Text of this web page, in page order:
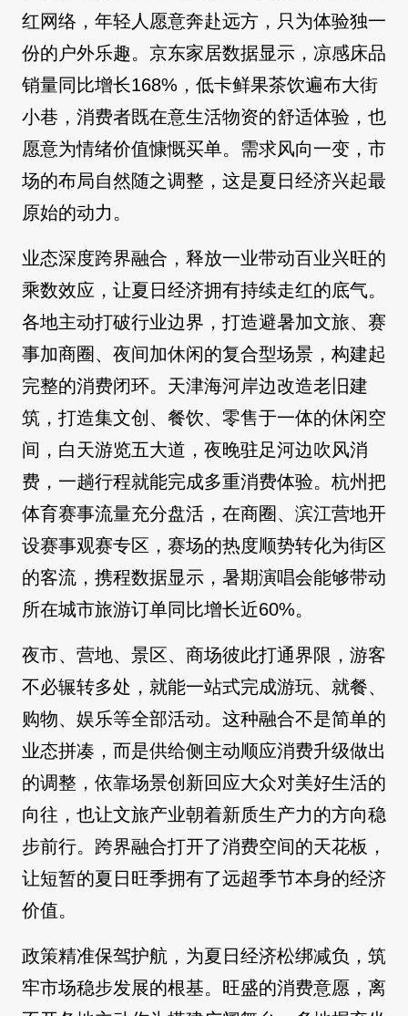
红网络，年轻人愿意奔赴远方，只为体验独一
份的户外乐趣。京东家居数据显示，凉感床品
销量同比增长168%，低卡鲜果茶饮遍布大街
小巷，消费者既在意生活物资的舒适体验，也
愿意为情绪价值慷慨买单。需求风向一变，市
场的布局自然随之调整，这是夏日经济兴起最
原始的动力。
业态深度跨界融合，释放一业带动百业兴旺的
乘数效应，让夏日经济拥有持续走红的底气。
各地主动打破行业边界，打造避暑加文旅、赛
事加商圈、夜间加休闲的复合型场景，构建起
完整的消费闭环。天津海河岸边改造老旧建
筑，打造集文创、餐饮、零售于一体的休闲空
间，白天游览五大道，夜晚驻足河边吹风消
费，一趟行程就能完成多重消费体验。杭州把
体育赛事流量充分盘活，在商圈、滨江营地开
设赛事观赛专区，赛场的热度顺势转化为街区
的客流，携程数据显示，暑期演唱会能够带动
所在城市旅游订单同比增长近60%。
夜市、营地、景区、商场彼此打通界限，游客
不必辗转多处，就能一站式完成游玩、就餐、
购物、娱乐等全部活动。这种融合不是简单的
业态拼凑，而是供给侧主动顺应消费升级做出
的调整，依靠场景创新回应大众对美好生活的
向往，也让文旅产业朝着新质生产力的方向稳
步前行。跨界融合打开了消费空间的天花板，
让短暂的夏日旺季拥有了远超季节本身的经济
价值。
政策精准保驾护航，为夏日经济松绑减负，筑
牢市场稳步发展的根基。旺盛的消费意愿，离